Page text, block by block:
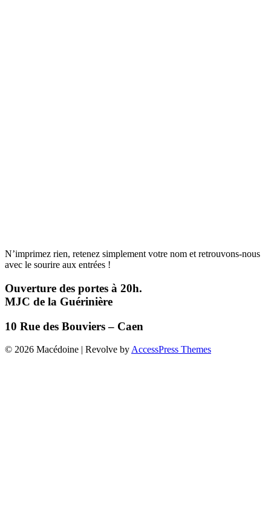
N’imprimez rien, retenez simplement votre nom et retrouvons-nous
avec le sourire aux entrées !
Ouverture des portes à 20h.
MJC de la Guérinière
10 Rue des Bouviers – Caen
Navigation
© 2026 Macédoine | Revolve by AccessPress Themes